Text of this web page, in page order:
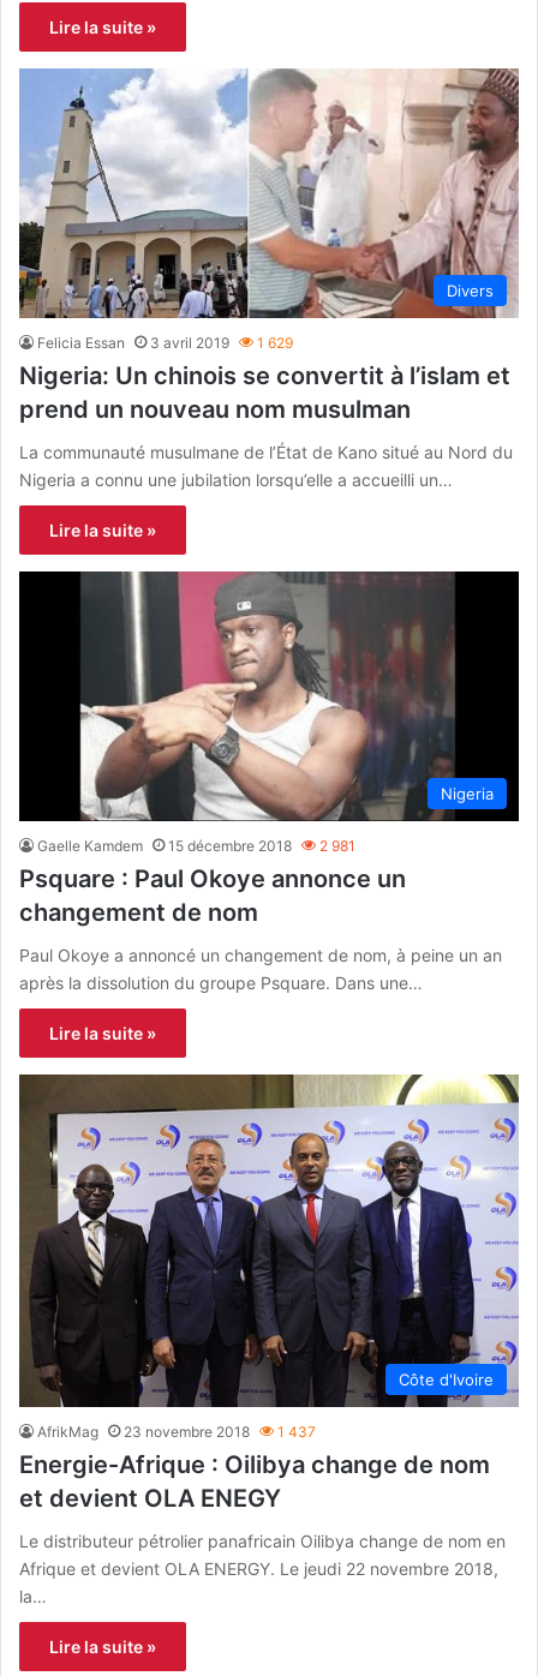
Lire la suite »
Divers
Felicia Essan 3 avril 2019 1 629
Nigeria: Un chinois se convertit à l’islam et
prend un nouveau nom musulman
La communauté musulmane de l’État de Kano situé au Nord du
Nigeria a connu une jubilation lorsqu’elle a accueilli un…
Lire la suite »
Nigeria
Gaelle Kamdem 15 décembre 2018 2 981
Psquare : Paul Okoye annonce un
changement de nom
Paul Okoye a annoncé un changement de nom, à peine un an
après la dissolution du groupe Psquare. Dans une…
Lire la suite »
Côte d'Ivoire
AfrikMag 23 novembre 2018 1 437
Energie-Afrique : Oilibya change de nom
et devient OLA ENEGY
Le distributeur pétrolier panafricain Oilibya change de nom en
Afrique et devient OLA ENERGY. Le jeudi 22 novembre 2018,
la…
Lire la suite »